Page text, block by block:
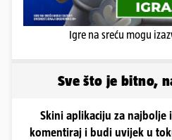
Igre na sreću mogu
Sve što je bitno,
Skini aplikaciju za najbolje
komentiraj i budi uvijek u